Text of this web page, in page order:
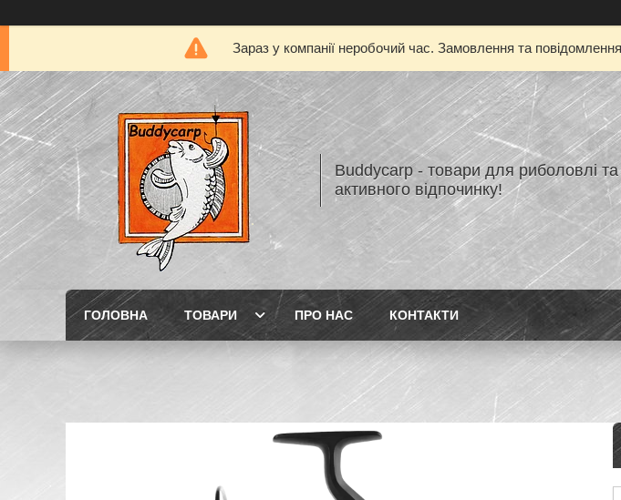
Зараз у компанії неробочий час. Замовлення та
Buddycarp - товари для риболовлі та
активного відпочинку!
ГОЛОВНА ТОВАРИ ПРО НАС КОНТАКТИ